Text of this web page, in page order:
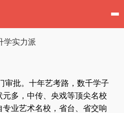
学实力派
审批。十年艺考路，数千学子
多，中传、央戏等顶尖名校
业艺术名校，省台、省交响